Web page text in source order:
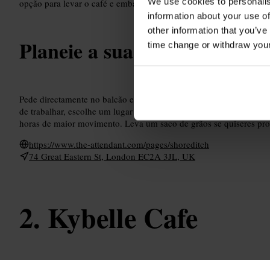
information about your use
other information that
time change or withdraw
opção para levar o café e embalagens de grãos para compra.
Planeie a sua visita
Pede directamente no balcão e pergunta ao barista
de trabalhar, escolhe um lugar junto à montra para luz natural,
horas de maior movimento. Leva um saco de grãos se quiseres
https://www.the-attendant.com/pages/shoreditch
74 Great Eastern St, London EC2A 3JL, UK
Kybelle Cafe